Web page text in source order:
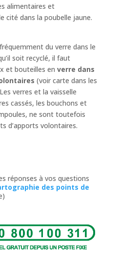
alimentaires et
dans la poubelle jaune.
du verre dans le
soit recyclé, il faut
et bouteilles en verre dans
(voir carte dans les
verres et la vaisselle
cassés, les bouchons et
ne sont toutefois
d’apports volontaires.
réponses à vos questions
des points de